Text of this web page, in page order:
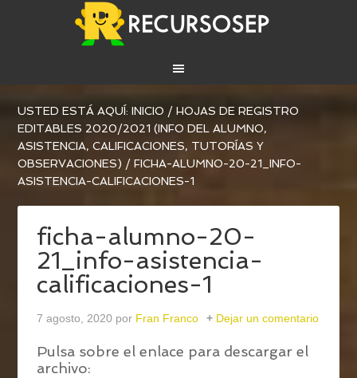
USTED ESTÁ AQUÍ:INICIO / HOJAS DE REGISTRO
EDITABLES 2020/2021 (INFO DEL ALUMNO,
ASISTENCIA, CALIFICACIONES, TUTORÍAS Y
OBSERVACIONES) / FICHA-ALUMNO-20-21_INFO-
ASISTENCIA-CALIFICACIONES-1
ficha-alumno-20-
21_info-asistencia-
calificaciones-1
7 agosto, 2020 por Fran Franco Dejar un comentario
Pulsa sobre el enlace para descargar el
archivo: